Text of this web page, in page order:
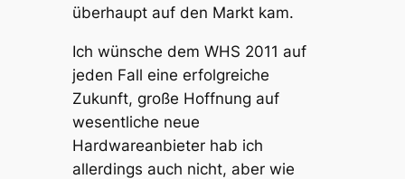
überhaupt auf den Markt kam.
Ich wünsche dem WHS 2011 auf
jeden Fall eine erfolgreiche
Zukunft, große Hoffnung auf
wesentliche neue
Hardwareanbieter hab ich
allerdings auch nicht, aber wie